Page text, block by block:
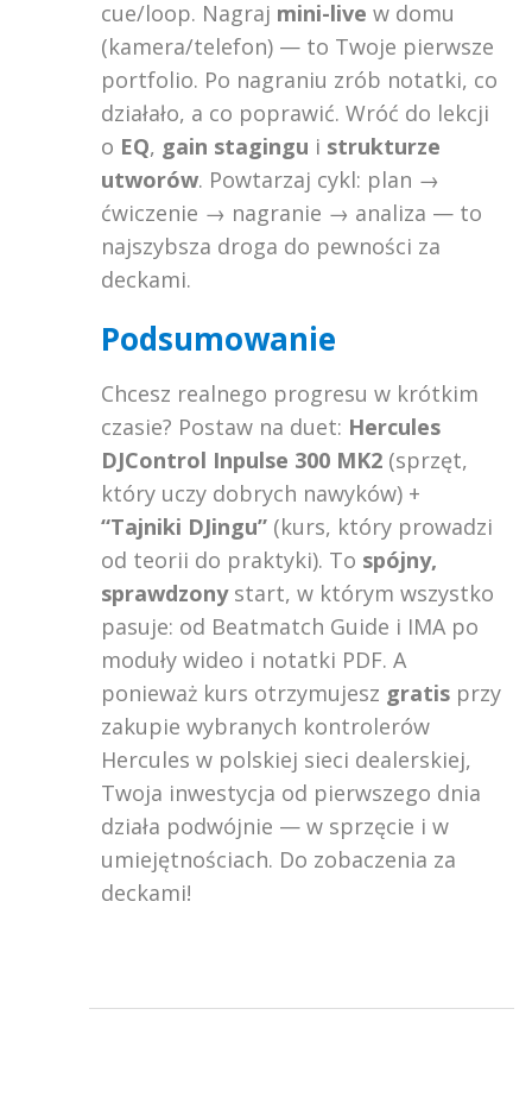
cue/loop. Nagraj mini-live w domu
(kamera/telefon) — to Twoje pierwsze
portfolio. Po nagraniu zrób notatki, co
działało, a co poprawić. Wróć do lekcji
o EQ, gain stagingu i strukturze
utworów. Powtarzaj cykl: plan →
ćwiczenie → nagranie → analiza — to
najszybsza droga do pewności za
deckami.
Podsumowanie
Chcesz realnego progresu w krótkim
czasie? Postaw na duet: Hercules
DJControl Inpulse 300 MK2 (sprzęt,
który uczy dobrych nawyków) +
“Tajniki DJingu” (kurs, który prowadzi
od teorii do praktyki). To spójny,
sprawdzonystart, w którym wszystko
pasuje: od Beatmatch Guide i IMA po
moduły wideo i notatki PDF. A
ponieważ kurs otrzymujesz gratis przy
zakupie wybranych kontrolerów
Hercules w polskiej sieci dealerskiej,
Twoja inwestycja od pierwszego dnia
działa podwójnie — w sprzęcie i w
umiejętnościach. Do zobaczenia za
deckami!